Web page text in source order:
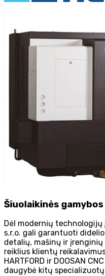
Šiuolaikinės
Dėl modernių technologijų
s.r.o. gali garantuoti
detalių, mašinų ir
reiklius klientų
HARTFORD ir DOOSAN
daugybė kitų